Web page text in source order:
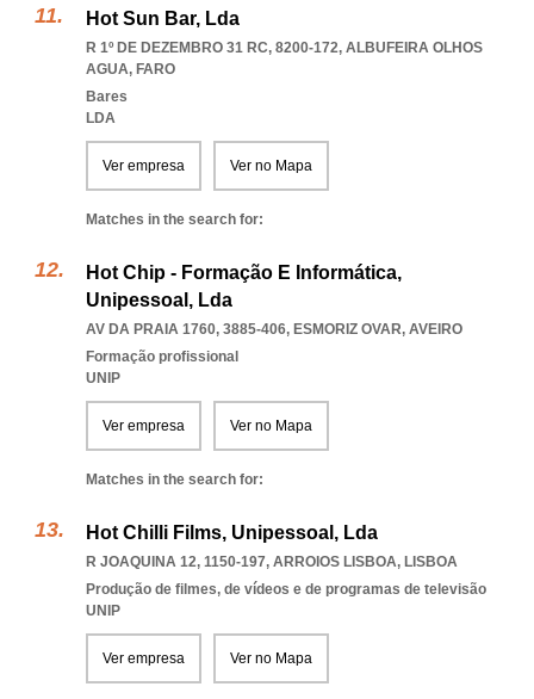
Hot Sun Bar, Lda
R 1º DE DEZEMBRO 31 RC, 8200-172, ALBUFEIRA OLHOS
AGUA, FARO
Bares
LDA
Ver empresa Ver no Mapa
Matches in the search for:
Hot Chip - Formação E Informática,
Unipessoal, Lda
AV DA PRAIA 1760, 3885-406, ESMORIZ OVAR, AVEIRO
Formação profissional
UNIP
Ver empresa Ver no Mapa
Matches in the search for:
Hot Chilli Films, Unipessoal, Lda
R JOAQUINA 12, 1150-197, ARROIOS LISBOA, LISBOA
Produção de filmes, de vídeos e de programas de televisão
UNIP
Ver empresa Ver no Mapa